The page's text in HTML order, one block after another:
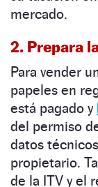
mercado.
2. Prepara
Para vender
papeles en
está pagado y
del permiso
datos
propietario.
de la ITV y el